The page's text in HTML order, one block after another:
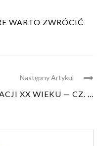
WARTO ZWRÓCIĆ
Następny Artykul
XX WIEKU — CZ. ...